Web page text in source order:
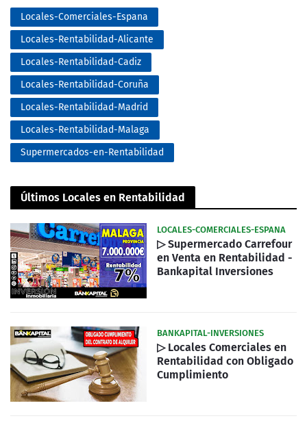
Locales-Comerciales-Espana
Locales-Rentabilidad-Alicante
Locales-Rentabilidad-Cadiz
Locales-Rentabilidad-Coruña
Locales-Rentabilidad-Madrid
Locales-Rentabilidad-Malaga
Supermercados-en-Rentabilidad
Últimos Locales en Rentabilidad
LOCALES-COMERCIALES-ESPANA
▷ Supermercado Carrefour
en Venta en Rentabilidad -
Bankapital Inversiones
BANKAPITAL-INVERSIONES
▷ Locales Comerciales en
Rentabilidad con Obligado
Cumplimiento